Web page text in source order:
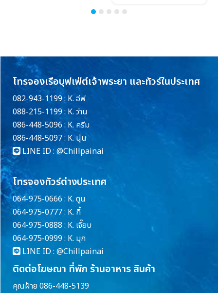
โทรจองเรือบุฟเฟ่ต์เจ้าพระยา และทัวร์ในประเทศ
082-943-1199 : K. อีฟ
088-215-1199 : K. ว่าน
086-448-5096 : K. ครีม
086-448-5097 : K. นุ่น
LINE ID : @Chillpainai
โทรจองทัวร์ต่างประเทศ
064-975-0666 : K. ตูน
064-975-0777 : K. กี้
064-975-0888 : K. เจี๊ยบ
064-975-0999 : K. มุก
LINE ID : @Chillpainai
ติดต่อโฆษณา ที่พัก ร้านอาหาร สินค้า
คุณฝ้าย 086-448-5139